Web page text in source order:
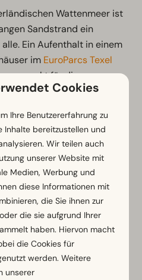
Wattenmeer ist
Sandstrand ein
Ein Aufenthalt in einem
im EuroParcs Texel
für die
Insel.
- Polder, Dünen
einem ausgedehnten
Radtour durch
entspannen. Die
Insel wird dich
Zeit kannst du in den
in den Poldern vom
an der langen Küste
verschiedene Routen
Cookies
Ihre Benutzererfahrung zu
Inhalte bereitzustellen und
Wir teilen auch
unserer Website mit
Medien, Werbung und
diese Informationen mit
die Sie ihnen zur
die sie aufgrund Ihrer
haben. Hiervon macht
die Cookies für
werden. Weitere
unserer